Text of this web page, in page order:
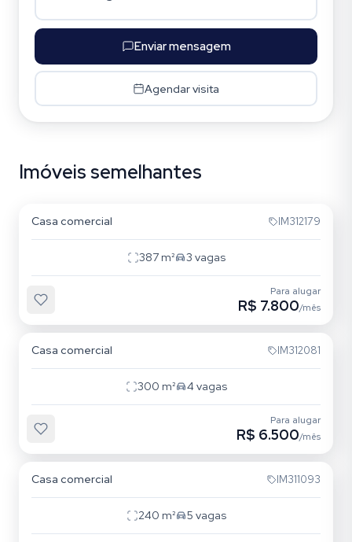
Enviar mensagem
Agendar visita
Imóveis semelhantes
Vila Ipiranga
Casa comercial IM312179
387m² 3 vagas
Para alugar
R$ 7.800/mês
Casa comercial IM312081
300 m² 4 vagas
Para alugar
R$ 6.500/mês
Casa comercial IM311093
240 m² 5 vagas